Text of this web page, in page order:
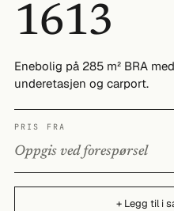
1613
Enebolig på 285 m² BRA
underetasjen og carport.
PRIS FRA
Oppgis ved forespørsel
+ Legg til i